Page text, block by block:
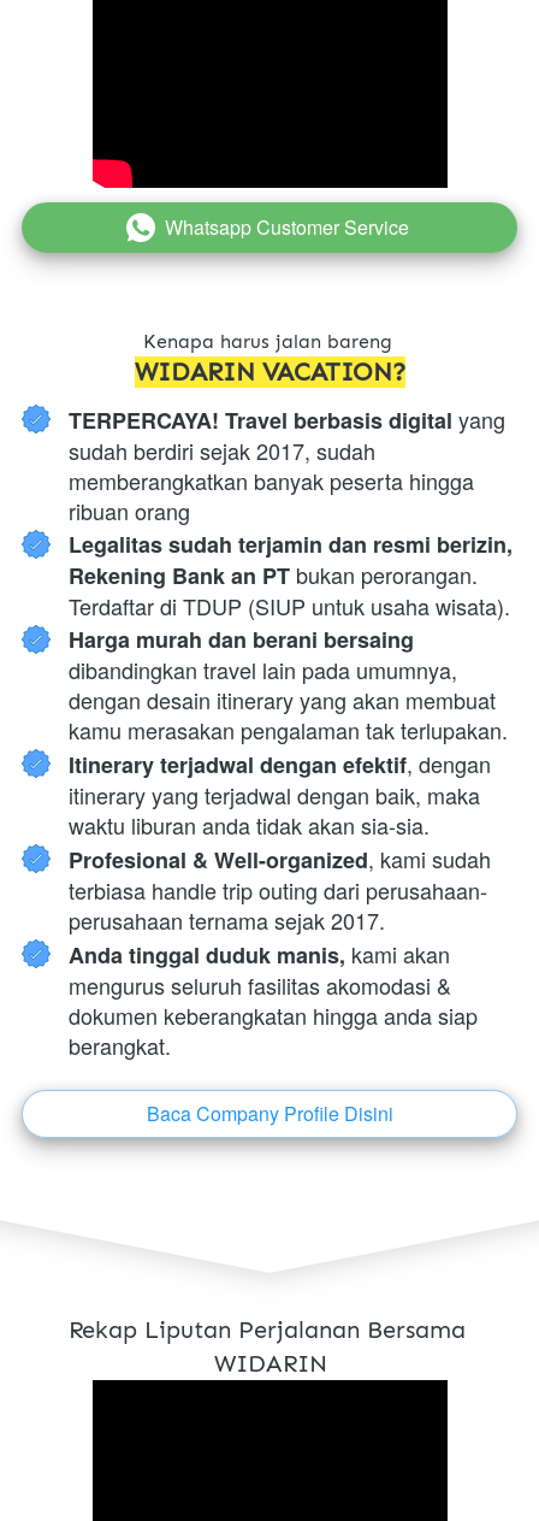
` Whatsapp Customer Service
Kenapa harus jalan bareng
WIDARIN VACATION?
TERPERCAYA! Travel berbasis digital yang
sudah berdiri sejak 2017, sudah
memberangkatkan banyak peserta hingga
ribuan orang
Legalitas sudah terjamin dan resmi berizin,
Rekening Bank an PT bukan perorangan.
Terdaftar di TDUP (SIUP untuk usaha wisata).
dibandingkan travel lain pada umumnya,
dengan desain itinerary yang akan membuat
kamu merasakan pengalaman tak terlupakan.
Itinerary terjadwal dengan efektif, dengan
itinerary yang terjadwal dengan baik, maka
waktu liburan anda tidak akan sia-sia.
Profesional & Well-organized, kami sudah
terbiasa handle trip outing dari perusahaan-
perusahaan ternama sejak 2017.
Anda tinggal duduk manis, kami akan
mengurus seluruh fasilitas akomodasi &
dokumen keberangkatan hingga anda siap
berangkat.
`Baca Company Profile Disini
Rekap Liputan Perjalanan Bersama
WIDARIN